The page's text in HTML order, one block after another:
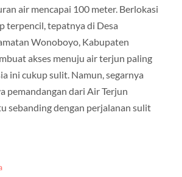
air mencapai 100 meter. Berlokasi
terpencil, tepatnya di Desa
Wonoboyo, Kabupaten
akses menuju air terjun paling
ini cukup sulit. Namun, segarnya
pemandangan dari Air Terjun
sebanding dengan perjalanan sulit